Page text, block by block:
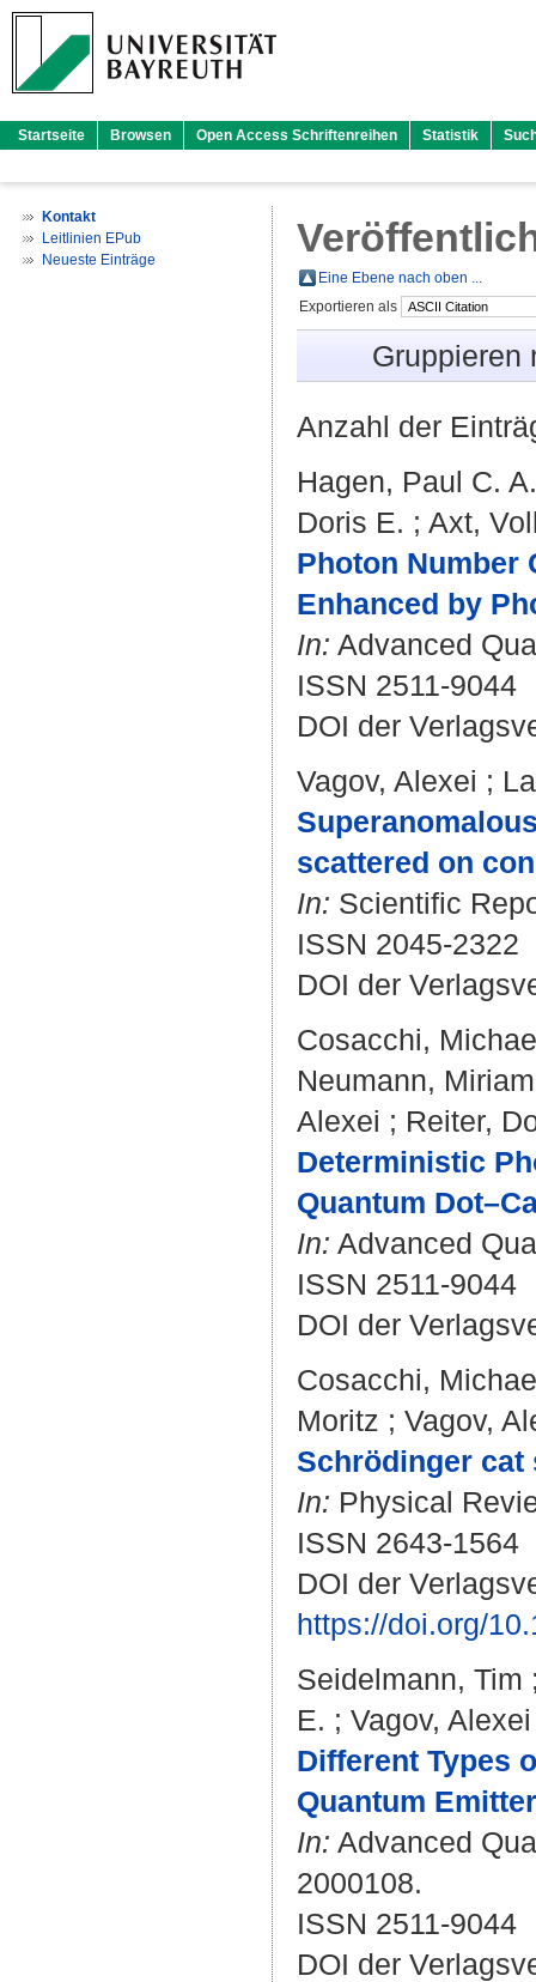
Startseite Browsen Open Access Schriftenreihen Statistik
Kontakt
Leitlinien EPub
Neueste Einträge
Eine Ebene nach oben ...
Exportieren als
Anzahl der
Hagen, Paul C. A.
Doris E. ; Axt,
Photon Number
Enhanced by
In: Advanced
ISSN 2511-9044
DOI der
Vagov, Alexei ;
scattered on
In: Scientific
ISSN 2045-2322
DOI der
Cosacchi,
Neumann, Miriam
Alexei ; Reiter,
Deterministic
Quantum
In: Advanced
ISSN 2511-9044
DOI der
Cosacchi,
Moritz ; Vagov,
Schrödinger cat
In: Physical
ISSN 2643-1564
DOI der
https://doi.org/
Seidelmann, Tim
E. ; Vagov, Alexei
Different Types
Quantum
In: Advanced
2000108.
ISSN 2511-9044
DOI der